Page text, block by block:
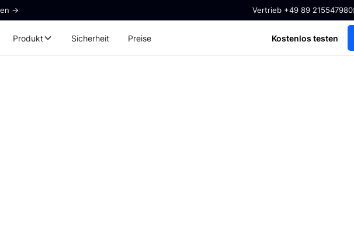
-> Vertrieb +49 89 215547980
Produkt Sicherheit Preise Kostenlos testen